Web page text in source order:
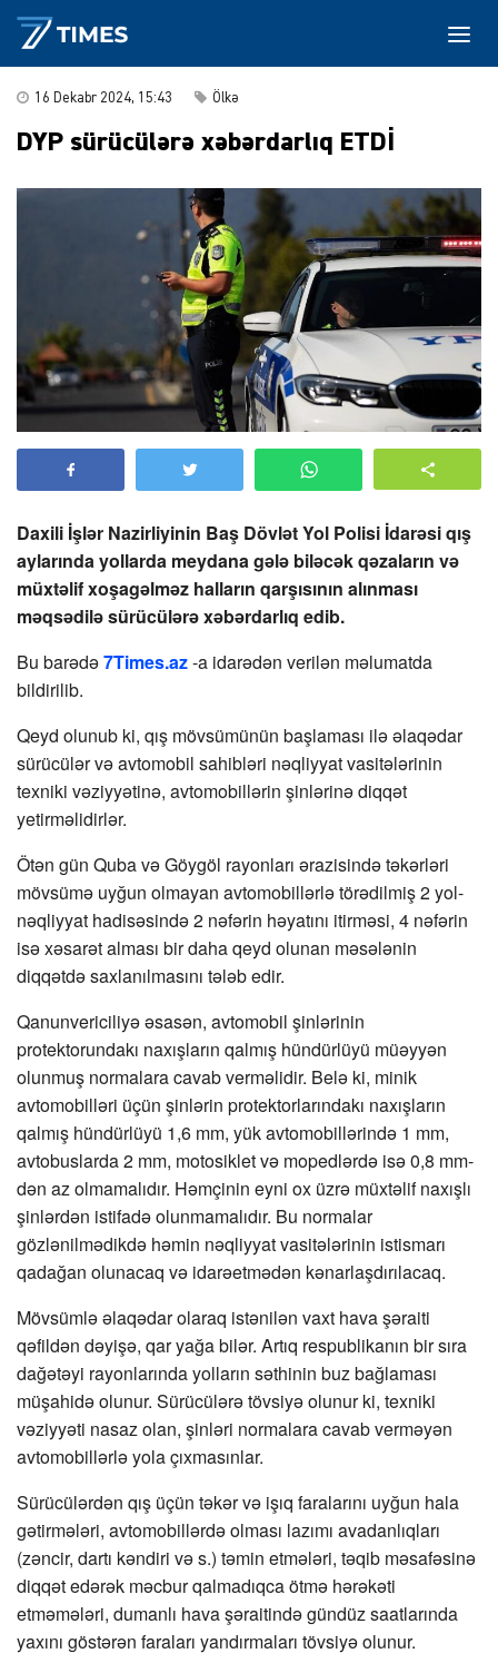
16 Dekabr 2024, 15:43 Ölkə
DYP sürücülərə xəbərdarlıq ETDİ
Daxili İşlər Nazirliyinin Baş Dövlət Yol Polisi İdarəsi qış
aylarında yollarda meydana gələ biləcək qəzaların və
müxtəlif xoşagəlməz halların qarşısının alınması
məqsədilə sürücülərə xəbərdarlıq edib.
Bu barədə7Times.az-a idarədən verilən məlumatda
bildirilib.
Qeyd olunub ki, qış mövsümünün başlaması ilə əlaqədar
sürücülər və avtomobil sahibləri nəqliyyat vasitələrinin
texniki vəziyyətinə, avtomobillərin şinlərinə diqqət
yetirməlidirlər.
Ötən gün Quba və Göygöl rayonları ərazisində təkərləri
mövsümə uyğun olmayan avtomobillərlə törədilmiş 2 yol-
nəqliyyat hadisəsində 2 nəfərin həyatını itirməsi, 4 nəfərin
isə xəsarət alması bir daha qeyd olunan məsələnin
diqqətdə saxlanılmasını tələb edir.
Qanunvericiliyə əsasən, avtomobil şinlərinin
protektorundakı naxışların qalmış hündürlüyü müəyyən
olunmuş normalara cavab verməlidir. Belə ki, minik
avtomobilləri üçün şinlərin protektorlarındakı naxışların
qalmış hündürlüyü 1,6 mm, yük avtomobillərində 1 mm,
avtobuslarda 2 mm, motosiklet və mopedlərdə isə 0,8 mm-
dən az olmamalıdır. Həmçinin eyni ox üzrə müxtəlif naxışlı
şinlərdən istifadə olunmamalıdır. Bu normalar
gözlənilmədikdə həmin nəqliyyat vasitələrinin istismarı
qadağan olunacaq və idarəetmədən kənarlaşdırılacaq.
Mövsümlə əlaqədar olaraq istənilən vaxt hava şəraiti
qəfildən dəyişə, qar yağa bilər. Artıq respublikanın bir sıra
dağətəyi rayonlarında yolların səthinin buz bağlaması
müşahidə olunur. Sürücülərə tövsiyə olunur ki, texniki
vəziyyəti nasaz olan, şinləri normalara cavab verməyən
avtomobillərlə yola çıxmasınlar.
Sürücülərdən qış üçün təkər və işıq faralarını uyğun hala
gətirmələri, avtomobillərdə olması lazımı avadanlıqları
(zəncir, dartı kəndiri və s.) təmin etmələri, təqib məsafəsinə
diqqət edərək məcbur qalmadıqca ötmə hərəkəti
etməmələri, dumanlı hava şəraitində gündüz saatlarında
yaxını göstərən faraları yandırmaları tövsiyə olunur.